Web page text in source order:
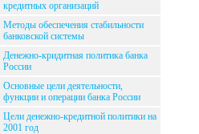
кредитных организаций
Методы обеспечения стабильности
банковской системы
Денежно-кридитная политика банка
России
Основные цели деятельности,
функции и операции банка России
Цели денежно-кредитной политики на
2001 год